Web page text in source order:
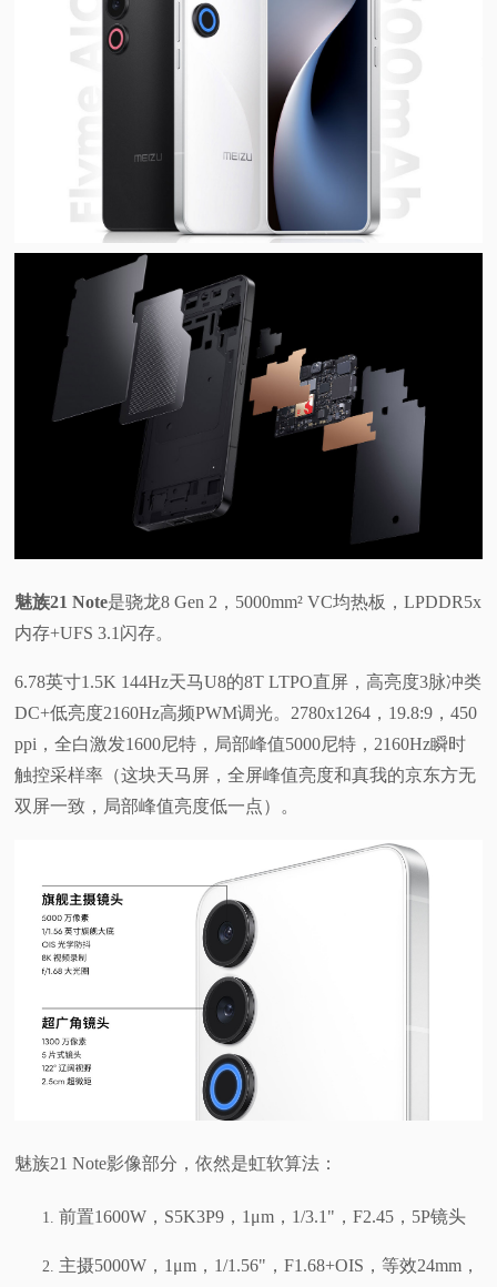
魅族21 Note是骁龙8 Gen 2，5000mm² VC均热板，LPDDR5x
内存+UFS 3.1闪存。
6.78英寸1.5K 144Hz天马U8的8T LTPO直屏，高亮度3脉冲类
DC+低亮度2160Hz高频PWM调光。2780x1264，19.8:9，450
ppi，全白激发1600尼特，局部峰值5000尼特，2160Hz瞬时
触控采样率（这块天马屏，全屏峰值亮度和真我的京东方无
双屏一致，局部峰值亮度低一点）。
魅族21 Note影像部分，依然是虹软算法：
前置1600W，S5K3P9，1μm，1/3.1"，F2.45，5P镜头
主摄5000W，1μm，1/1.56"，F1.68+OIS，等效24mm，